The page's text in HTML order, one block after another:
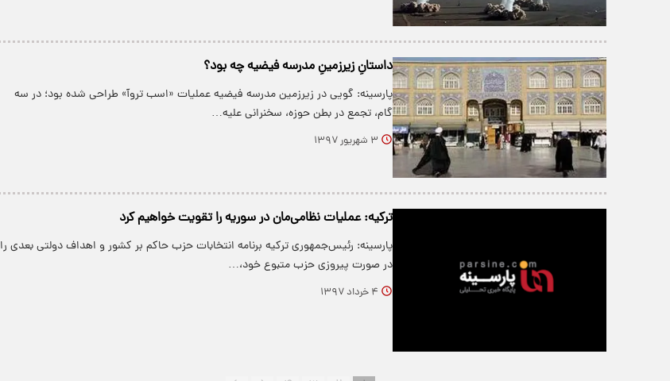
داستانِ زیرزمینِ مدرسه فیضیه چه بود؟
پارسینه: گویی در زیرزمین مدرسه فیضیه عملیات «اسب تروآ» طراحی شده بود؛ در سه
گام، تجمع در بطن حوزه، سخنرانی علیه…
۳ شهریور ۱۳۹۷
ترکیه: عملیات نظامی‌مان در سوریه را تقویت خواهیم کرد
پارسینه: رئیس‌جمهوری ترکیه برنامه انتخابات حزب حاکم بر کشور و اهداف دولتی بعدی را
در صورت پیروزی حزب متبوع خود،…
۴ خرداد ۱۳۹۷